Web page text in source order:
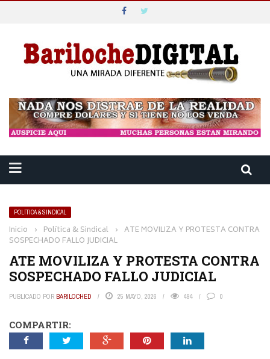
POLÍTICA & SINDICAL
Inicio › Política & Sindical › ATE MOVILIZA Y PROTESTA CONTRA
SOSPECHADO FALLO JUDICIAL
ATE MOVILIZA Y PROTESTA CONTRA
SOSPECHADO FALLO JUDICIAL
PUBLICADO POR BARILOCHED 25 MAYO, 2026 494 0
COMPARTIR: